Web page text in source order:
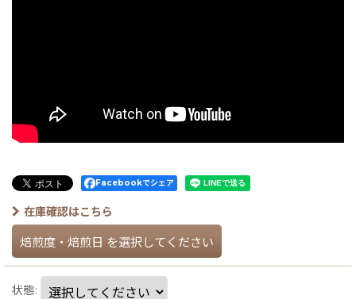
Facebookでシェア
在庫確認はこちら
焙煎度・焙煎日 を選択してください
状態: